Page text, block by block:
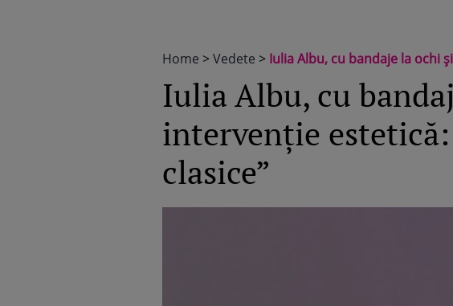
Home >Vedete > Iulia Albu, cu bandaje la ochi
Iulia Albu, cu
intervenție estetică:
clasice”